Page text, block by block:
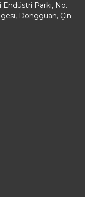
Parkı, No.
Dongguan, Çin